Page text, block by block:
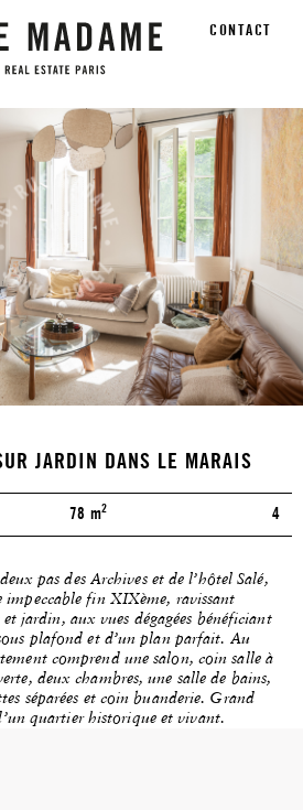
CONTACT
JARDIN DANS LE MARAIS
78 m2 4
pas des Archives et de l’hôtel Salé,
impeccable fin XIXème, ravissant
jardin, aux vues dégagées bénéficiant
plafond et d’un plan parfait. Au
comprend une salon, coin salle à
deux chambres, une salle de bains,
séparées et coin buanderie. Grand
quartier historique et vivant.